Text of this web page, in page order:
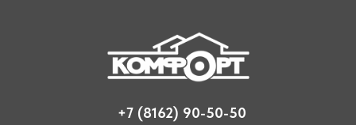
+7 (8162) 90-50-50